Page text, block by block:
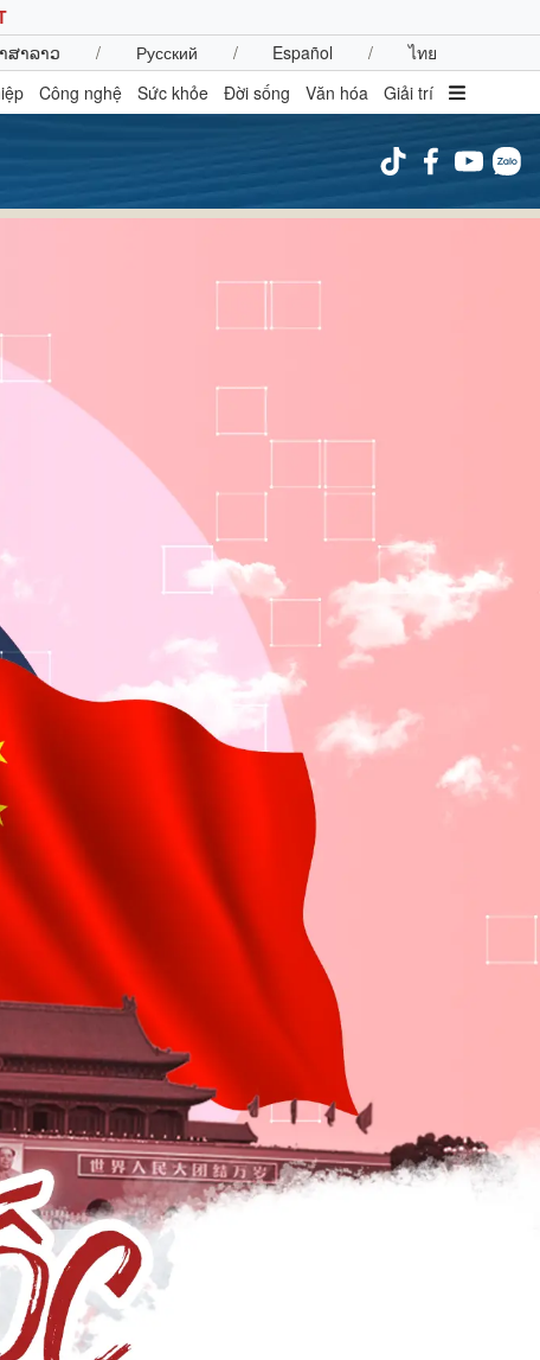
ສາລາວ / Русский / Español /
ไทย
Công nghệ Sức khỏe Đời sống Văn hóa Giải trí
Giá vàng
Tỷ giá
nghiệp
Thông tin doanh nghiệp
Vì cộng đồng
Công nghệ
Tin Công nghệ
Chuyển đổi số
lịch
Tư vấn
Săn Tour
check-in
Podcast
Câu chuyện thời sự
Đọc truyện đêm khuya
Cửa sổ tình yêu
Kể chuyện cho bé
Hạt giống tâm hồn